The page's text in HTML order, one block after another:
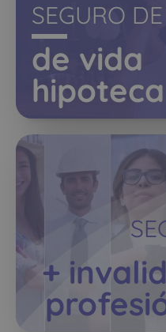
SEGURO
de vida
hipoteca
+